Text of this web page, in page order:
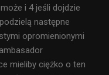
i 4 jeśli dojdzie
następne
opromienionymi
mieliby ciężko o ten